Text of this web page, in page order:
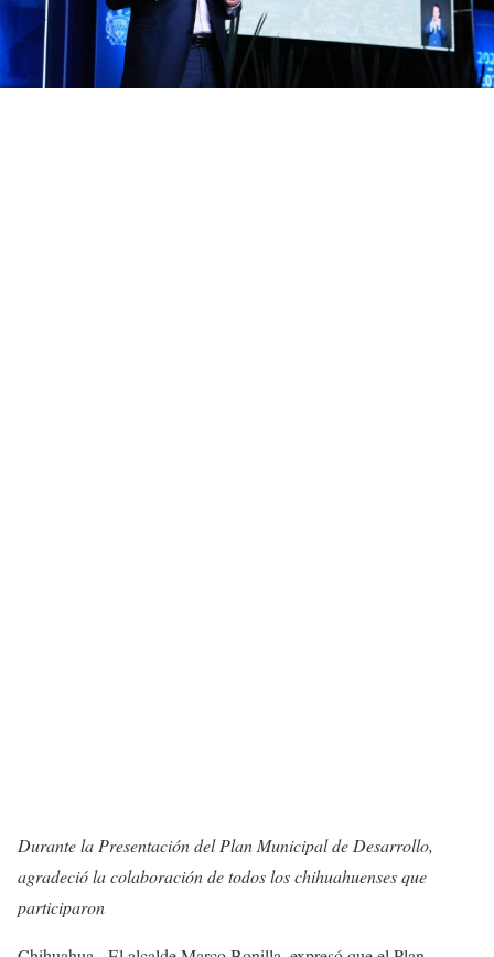
Durante la Presentación del Plan Municipal de Desarrollo,
agradeció la colaboración de todos los chihuahuenses que
participaron